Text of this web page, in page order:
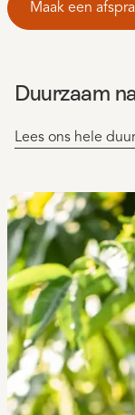
Maak een
Duurzaam
Lees ons hele